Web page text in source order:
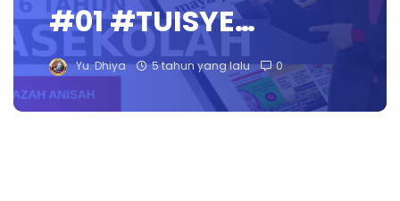
#01 #TUISYE…
Yu. Dhiya 5 tahun yang lalu 0